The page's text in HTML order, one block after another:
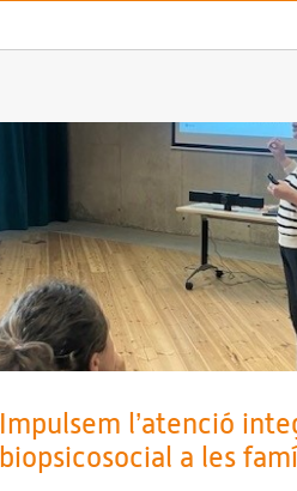
Impulsem l’atenció
biopsicosocial a les